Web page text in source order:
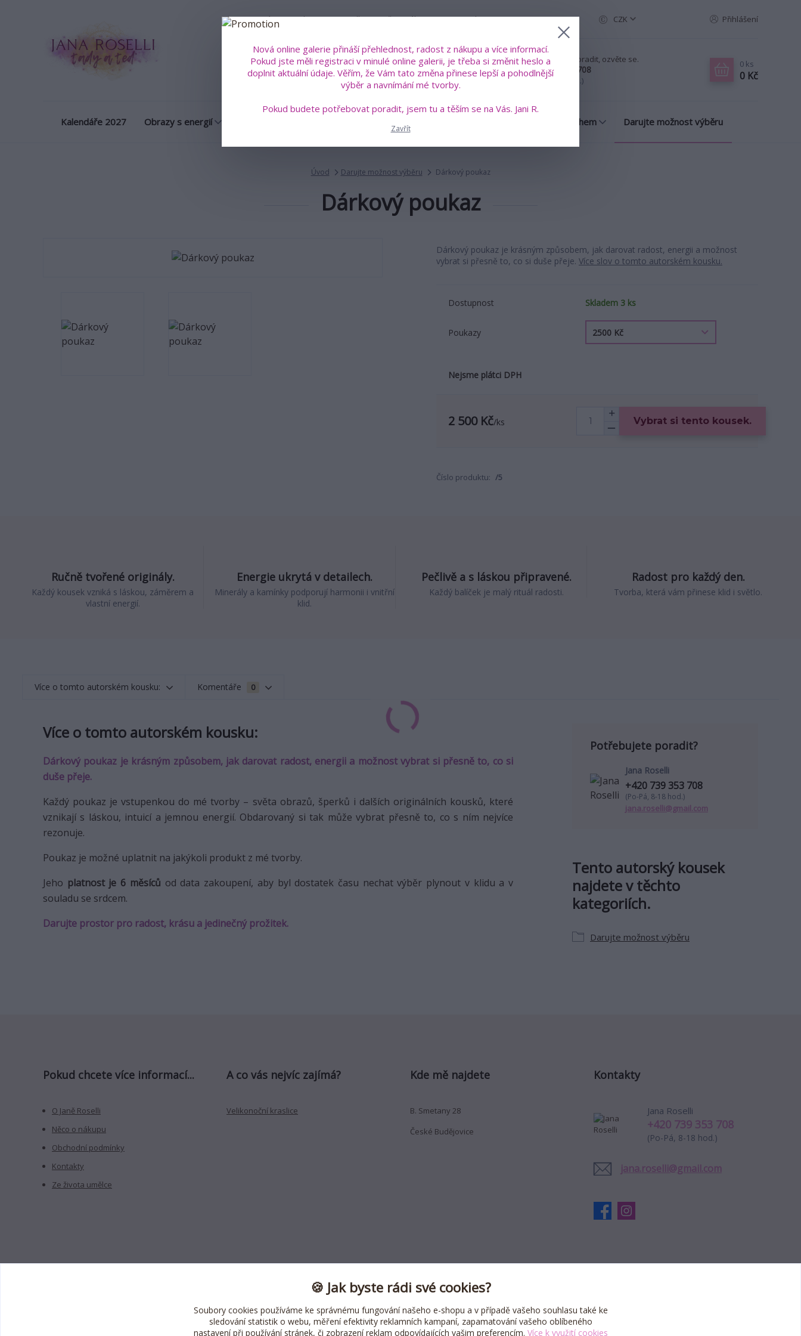
Obrazy na míru Kdo je Jana Roselli? Vše o nákupu Kontakty CZK Přihlášení
Hledat
Pokud chcete poradit, ozvěte se.
+420 739 353 708
(Po-Pá, 8-18 hod.)
0 ks
0 Kč
Kalendáře 2027 Obrazy s energií Šperky a talismany s příběhem Darujte možnost výběru
Úvod Darujte možnost výběru Dárkový poukaz
Dárkový poukaz
Dárkový poukaz je krásným způsobem, jak darovat radost, energii a možnost
vybrat si přesně to, co si duše přeje. Více slov o tomto autorském kousku.
Dostupnost Skladem 3 ks
Poukazy
Nejsme plátci DPH
2 500 Kč/ks Vybrat si tento kousek.
Číslo produktu: /5
Ručně tvořené originály.
Každý kousek vzniká s láskou, záměrem a
vlastní energií.
Energie ukrytá v detailech.
Minerály a kamínky podporují harmonii i vnitřní
klid.
Pečlivě a s láskou připravené.
Každý balíček je malý rituál radosti.
Radost pro každý den.
Tvorba, která vám přinese klid i světlo.
Více o tomto autorském kousku: Komentáře 0
Více o tomto autorském kousku:
Dárkový poukaz je krásným způsobem, jak darovat radost, energii a možnost vybrat si přesně to, co si
duše přeje.
Každý poukaz je vstupenkou do mé tvorby – světa obrazů, šperků i dalších originálních kousků, které
vznikají s láskou, intuicí a jemnou energií. Obdarovaný si tak může vybrat přesně to, co s ním nejvíce
rezonuje.
Poukaz je možné uplatnit na jakýkoli produkt z mé tvorby.
Jeho platnost je 6 měsíců od data zakoupení, aby byl dostatek času nechat výběr plynout v klidu a v
souladu se srdcem.
Darujte prostor pro radost, krásu a jedinečný prožitek.
Tento autorský kousek
najdete v těchto
kategoriích.
Darujte možnost výběru
Potřebujete poradit?
Jana Roselli
+420 739 353 708
(Po-Pá, 8-18 hod.)
jana.roselli@gmail.com
Pokud chcete více informací...
O Janě Roselli
Něco o nákupu
Obchodní podmínky
Kontakty
Ze života umělce
A co vás nejvíc zajímá?
Velikonoční kraslice
Kde mě najdete
B. Smetany 28
České Budějovice
Kontakty
Jana Roselli
+420 739 353 708
(Po-Pá, 8-18 hod.)
jana.roselli@gmail.com
Nová online galerie přináší přehlednost, radost z nákupu a více informací.
Pokud jste měli registraci v minulé online galerii, je třeba si změnit heslo a
doplnit aktuální údaje. Věřím, že Vám tato změna přinese lepší a pohodlnější
výběr a navnímání mé tvorby.
Pokud budete potřebovat poradit, jsem tu a těším se na Vás. Jani R.
Zavřít
🍪 Jak byste rádi své cookies?
Soubory cookies používáme ke správnému fungování našeho e-shopu a v případě vašeho souhlasu také ke
sledování statistik o webu, měření efektivity reklamních kampaní, zapamatování vašeho oblíbeného
nastavení při používání stránek, či zobrazení reklam odpovídajících vašim preferencím. Více k využití cookies